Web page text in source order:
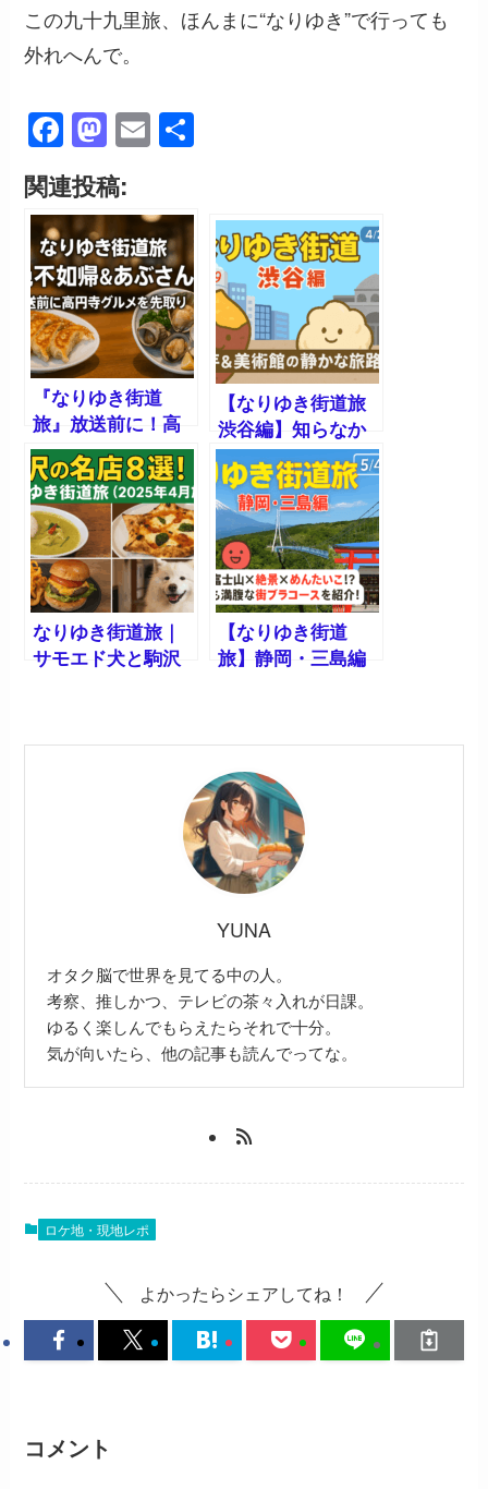
この九十九里旅、ほんまに“なりゆき”で行っても
外れへんで。
F
a
c
e
b
o
o
k
M
a
st
o
d
o
n
E
関連投稿:
『なりゆき街道
旅』放送前に！高
円寺グルメの金色
不如帰＆あぶさん
を先取り調査！
【なりゆき街道旅
渋谷編】知らなか
った渋谷がここに
ある！奥渋グルメ
＆カルチャー散歩
コース完全紹介！
なりゆき街道旅｜
サモエド犬と駒沢
【なりゆき街道
旅】静岡・三島編
YUNA
オタク脳で世界を見てる中の人。
考察、推しかつ、テレビの茶々入れが日課。
ゆるく楽しんでもらえたらそれで十分。
気が向いたら、他の記事も読んでってな。
ロケ地・現地レポ
よかったらシェアしてね！
コメント